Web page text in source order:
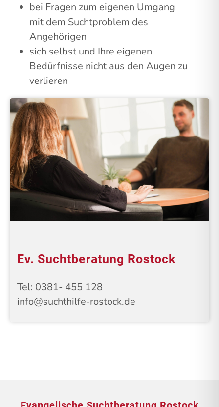
bei Fragen zum eigenen Umgang
mit dem Suchtproblem des
Angehörigen
sich selbst und Ihre eigenen
Bedürfnisse nicht aus den Augen zu
verlieren
Ev. Suchtberatung Rostock
Tel: 0381- 455 128
info@suchthilfe-rostock.de